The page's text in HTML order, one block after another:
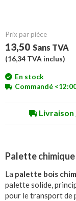
Prix ​​par pièce
13,50 Sans TVA
(16,34 TVA inclus)
En stock
Commandé
Livraison
Palette
La palette bois
palette solide,
pour le transport de